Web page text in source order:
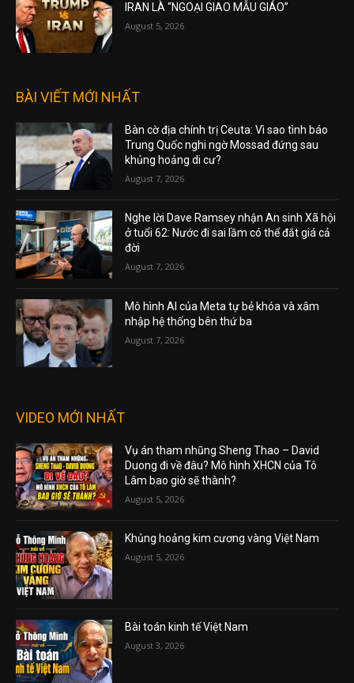
IRAN LÀ “NGOẠI GIAO MẪU GIÁO”
August 5, 2026
BÀI VIẾT MỚI NHẤT
Bàn cờ địa chính trị Ceuta: Vì sao tình báo
Trung Quốc nghi ngờ Mossad đứng sau
khủng hoảng di cư?
August 7, 2026
Nghe lời Dave Ramsey nhận An sinh Xã hội
ở tuổi 62: Nước đi sai lầm có thể đắt giá cả
đời
August 7, 2026
Mô hình AI của Meta tự bẻ khóa và xâm
nhập hệ thống bên thứ ba
August 7, 2026
VIDEO MỚI NHẤT
Vụ án tham nhũng Sheng Thao – David
Duong đi về đâu? Mô hình XHCN của Tô
Lâm bao giờ sẽ thành?
August 5, 2026
Khủng hoảng kim cương vàng Việt Nam
August 5, 2026
Bài toán kinh tế Việt Nam
August 3, 2026